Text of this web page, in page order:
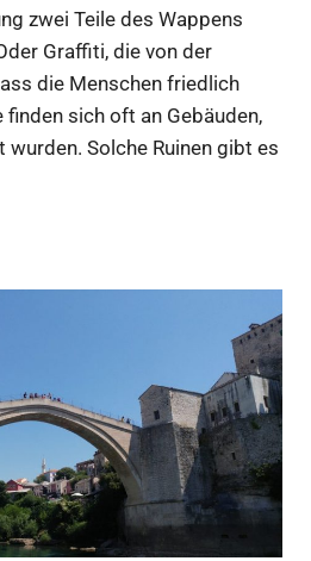
zwei Teile des Wappens
Graffiti, die von der
die Menschen friedlich
finden sich oft an Gebäuden,
Solche Ruinen gibt es